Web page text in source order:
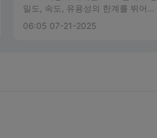
밀도, 속도, 유용성의 한계를 뛰어넘
하고 있습니다. 제작자, 디자이너, 전
06:05 07-21-2025